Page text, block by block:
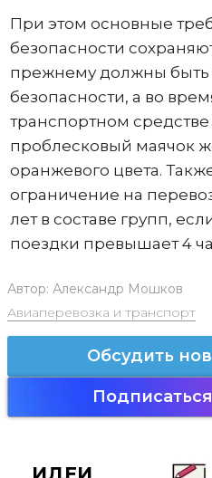
При этом основные
безопасности
прежнему должны
безопасности, а во
транспортном
проблесковый маячок
оранжевого цвета.
ограничение на
лет в составе групп,
поездки превышает 4
Автор: Александр Мошков
Авиаперевозка и транспорт
Обсудить